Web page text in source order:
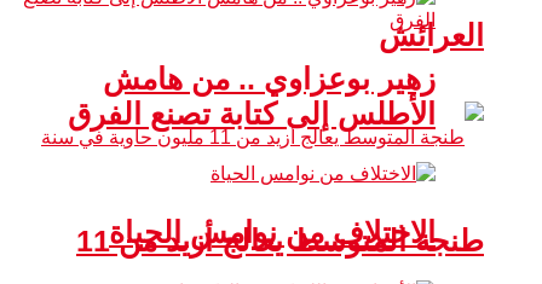
العرائش
طنجة المتوسط يعالج أزيد من 11
زهير بوعزاوي .. من هامش
الأطلس إلى كتابة تصنع الفرق
الاختلاف من نوامس الحياة